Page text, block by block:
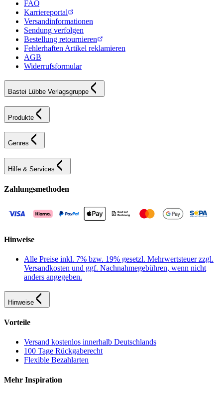
FAQ
Karriereportal
Versandinformationen
Sendung verfolgen
Bestellung retournieren
Fehlerhaften Artikel reklamieren
AGB
Widerrufsformular
Bastei Lübbe Verlagsgruppe
Produkte
Genres
Hilfe & Services
Zahlungsmethoden
Hinweise
Alle Preise inkl. 7% bzw. 19% gesetzl. Mehrwertsteuer zzgl.
Versandkosten und ggf. Nachnahmegebühren, wenn nicht
anders angegeben.
Hinweise
Vorteile
Versand kostenlos innerhalb Deutschlands
100 Tage Rückgaberecht
Flexible Bezahlarten
Mehr Inspiration